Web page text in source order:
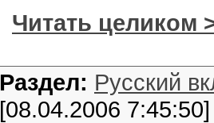
Читать целиком
Раздел: Русский
[08.04.2006 7:45:50]